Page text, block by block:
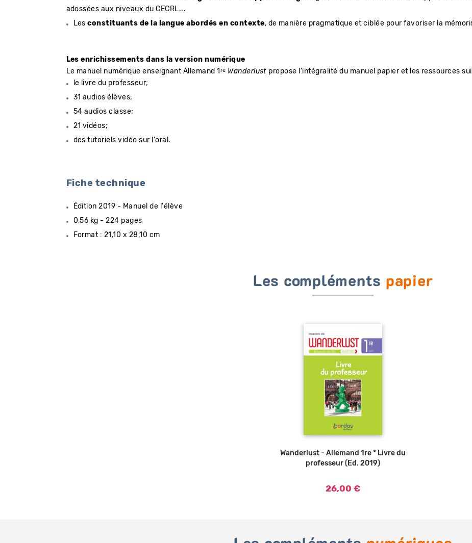
adossées aux niveaux du CECRL...
Les constituants de la langue abordés en contexte, de manière pragmatique et ciblée pour favoriser la
Les enrichissements dans la version numérique
Le manuel numérique enseignant Allemand 1 re Wanderlust propose l'intégralité du manuel papier et les ressources
le livre du professeur;
31 audios élèves;
54 audios classe;
21 vidéos;
des tutoriels vidéo sur l'oral.
Fiche technique
Édition 2019 - Manuel de l'élève
0,56 kg - 224 pages
Format : 21,10 x 28,10 cm
Les compléments papier
Ajouter au panier
Wanderlust - Allemand 1re * Livre du
professeur (Ed. 2019)
26,00 €